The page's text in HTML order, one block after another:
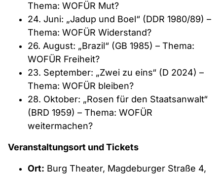
Thema: WOFÜR Mut?
24. Juni: „Jadup und Boel“ (DDR 1980/89) –
Thema: WOFÜR Widerstand?
26. August: „Brazil“ (GB 1985) – Thema:
WOFÜR Freiheit?
23. September: „Zwei zu eins“ (D 2024) –
Thema: WOFÜR bleiben?
28. Oktober: „Rosen für den Staatsanwalt“
(BRD 1959) – Thema: WOFÜR
weitermachen?
Veranstaltungsort und Tickets
Ort: Burg Theater, Magdeburger Straße 4,